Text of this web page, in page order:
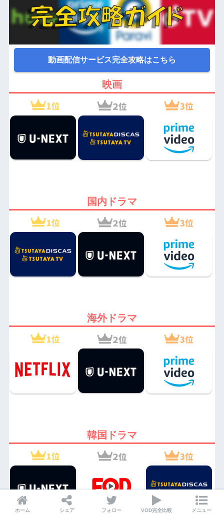
動画配信サービス完全攻略はこちら
映画
国内ドラマ
海外ドラマ
韓国ドラマ
ホーム シェア フォロー VOD完全比較 メニュー